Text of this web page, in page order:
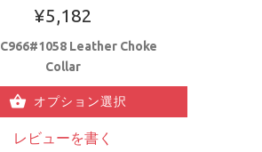
¥5,182
C966#1058 Leather Choke
Collar
オプション選択
レビューを書く